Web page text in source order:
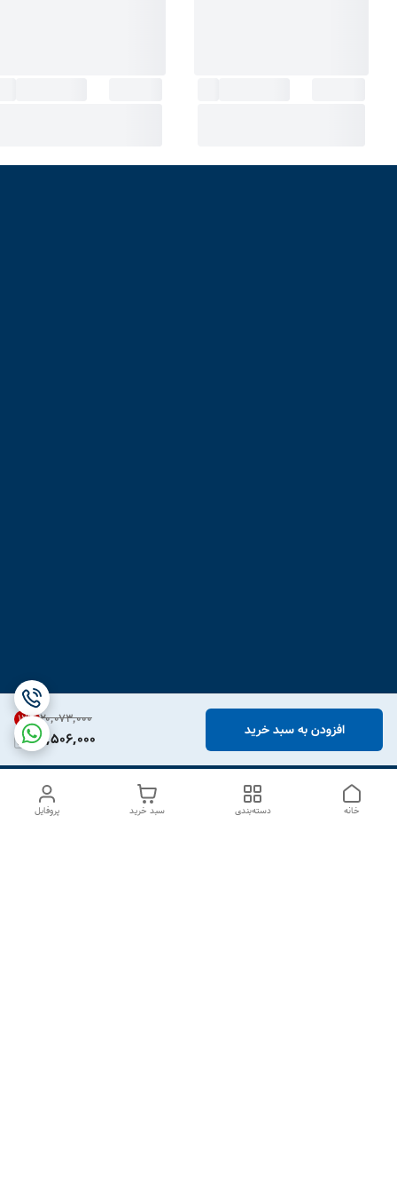
۲۰٬۰۷۳٬۰۰۰ 12%
17,506,000 افزودن به سبد خرید
پروفایل سبد خرید دسته‌بندی خانه